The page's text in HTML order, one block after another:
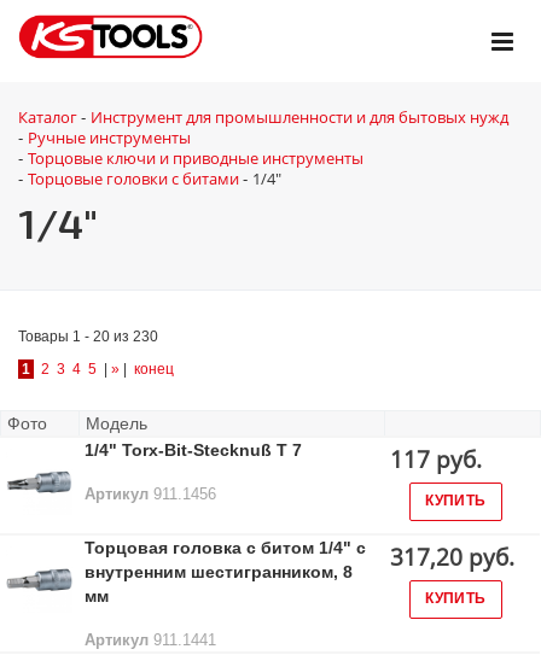
Каталог - Инструмент для промышленности и для бытовых нужд
- Ручные инструменты
- Торцовые ключи и приводные инструменты
- Торцовые головки с битами - 1/4"
1/4"
Товары 1 - 20 из 230
1
2 3 4 5 » конец
Фото
Модель
1/4" Torx-Bit-Stecknuß T 7
Артикул 911.1456
117 руб.
КУПИТЬ
Торцовая головка с битом 1/4" с
внутренним шестигранником, 8
мм
Артикул 911.1441
317,20 руб.
КУПИТЬ